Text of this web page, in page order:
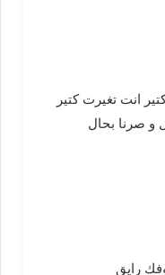
انت تغيرت كتير
و صرنا بحال
رايق